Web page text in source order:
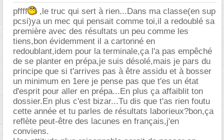
pffff
,le truc qui sert à rien...Dans ma classe(en sup
pcsi)ya un mec qui pensait comme toi,il a redoublé sa
première avec des résultats un peu comme les
tiens,bon évidemment il a cartonné en
redoublant,idem pour la terminale,ça l'a pas empêché
de se planter en prépa,je suis désolé,mais je pars du
principe que si t'arrives pas à être assidu et à bosser
un minimum en 1ere je pense pas que t'es un état
d'esprit pour aller en prépa...En plus ça affaiblit ton
dossier.En plus c'est bizar...Tu dis que t'as rien foutu
cette année et tu parles de résultats laborieux?bon,ça
reflète peut-être des lacunes en français,j'en
conviens.